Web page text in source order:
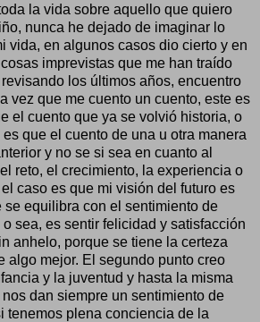
la vida sobre aquello que quiero
nunca he dejado de imaginar lo
vida, en algunos casos dio cierto y en
imprevistas que me han traído
los últimos años, encuentro
vez que me cuento un cuento, este es
el cuento que ya se volvió historia, o
que el cuento de una u otra manera
y no se si sea en cuanto al
reto, el crecimiento, la experiencia o
caso es que mi visión del futuro es
se equilibra con el sentimiento de
sea, es sentir felicidad y satisfacción
anhelo, porque se tiene la certeza
algo mejor. El segundo punto creo
y la juventud y hasta la misma
dan siempre un sentimiento de
tenemos plena conciencia de la